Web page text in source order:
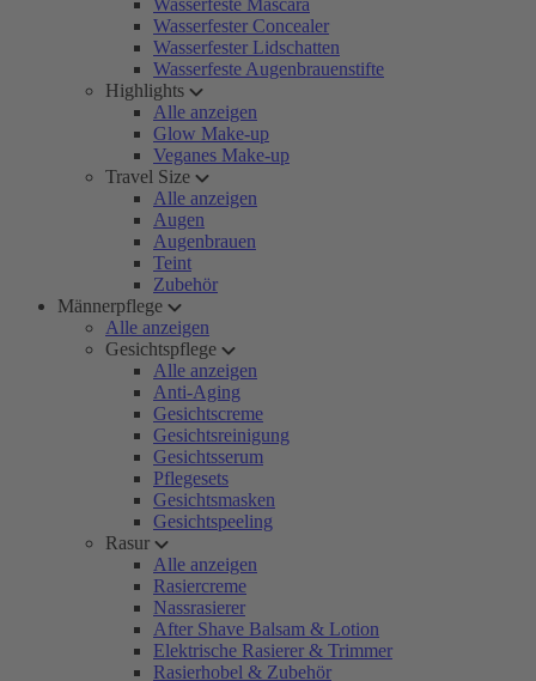
Wasserfeste Mascara
Wasserfester Concealer
Wasserfester Lidschatten
Wasserfeste Augenbrauenstifte
Highlights
Alle anzeigen
Glow Make-up
Veganes Make-up
Travel Size
Alle anzeigen
Augen
Augenbrauen
Teint
Zubehör
Männerpflege
Alle anzeigen
Gesichtspflege
Alle anzeigen
Anti-Aging
Gesichtscreme
Gesichtsreinigung
Gesichtsserum
Pflegesets
Gesichtsmasken
Gesichtspeeling
Rasur
Alle anzeigen
Rasiercreme
Nassrasierer
After Shave Balsam & Lotion
Elektrische Rasierer & Trimmer
Rasierhobel & Zubehör